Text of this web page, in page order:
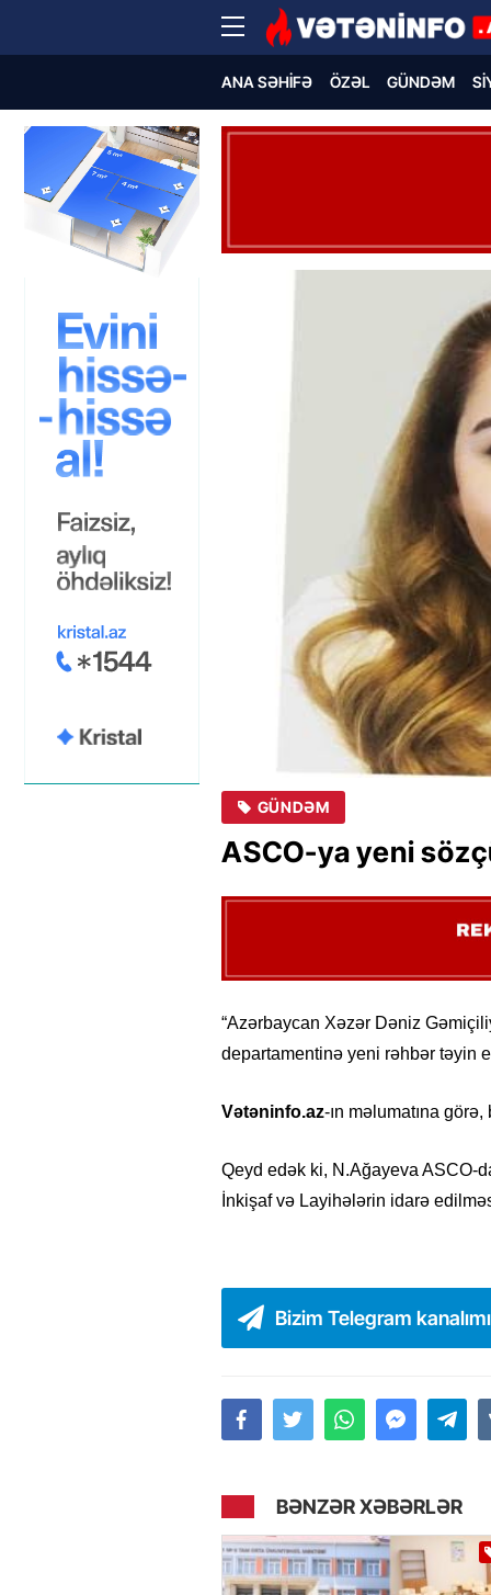
ANA SƏHIFƏ ÖZƏL GÜNDƏM
GÜNDƏM
ASCO-ya yeni
“Azərbaycan Xəzər Dəniz
departamentinə yeni rəhbər təyin
Vətəninfo.az-ın məlumatına
Qeyd edək ki, N.Ağayeva ASCO-
İnkişaf və Layihələrin idarə
Bizim Telegram
BƏNZƏR XƏBƏRLƏR